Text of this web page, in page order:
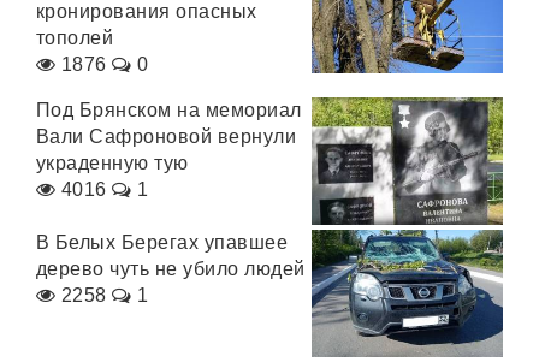
кронирования опасных
тополей
1876
0
Под Брянском на мемориал
Вали Сафроновой вернули
украденную тую
4016
1
В Белых Берегах упавшее
дерево чуть не убило людей
2258
1